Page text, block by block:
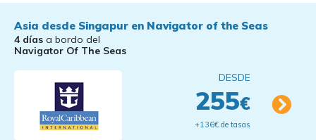
Asia desde Singapur en Navigator of the Seas
4 días a bordo del
Navigator Of The Seas
DESDE
255€
+136€ de tasas